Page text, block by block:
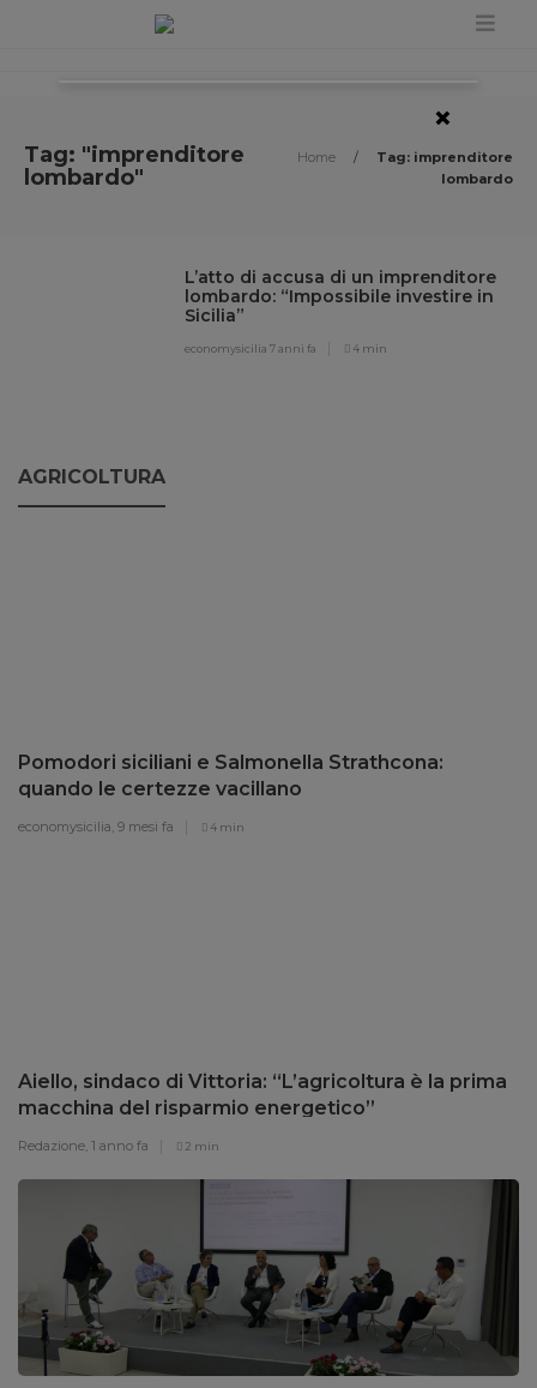
Tag: "imprenditore
lombardo"
Home /
Tag: imprenditore
lombardo
L’atto di accusa di un imprenditore
lombardo: “Impossibile investire in
Sicilia”
economysicilia7 anni fa 4 min
AGRICOLTURA
Pomodori siciliani e Salmonella Strathcona:
quando le certezze vacillano
economysicilia, 9 mesi fa 4 min
Aiello, sindaco di Vittoria: “L’agricoltura è la prima
macchina del risparmio energetico”
Redazione, 1 anno fa 2 min
×